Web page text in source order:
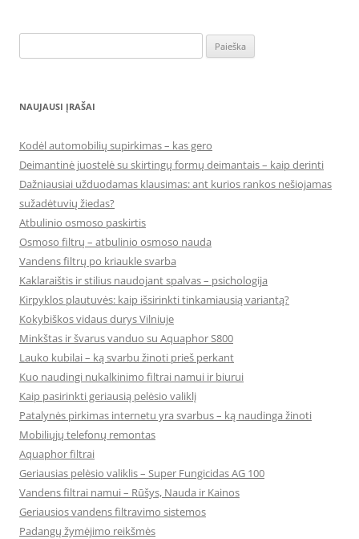
NAUJAUSI ĮRAŠAI
Kodėl automobilių supirkimas – kas gero
Deimantinė juostelė su skirtingų formų deimantais – kaip derinti
Dažniausiai užduodamas klausimas: ant kurios rankos nešiojamas
sužadėtuvių žiedas?
Atbulinio osmoso paskirtis
Osmoso filtrų – atbulinio osmoso nauda
Vandens filtrų po kriaukle svarba
Kaklaraištis ir stilius naudojant spalvas – psichologija
Kirpyklos plautuvės: kaip išsirinkti tinkamiausią variantą?
Kokybiškos vidaus durys Vilniuje
Minkštas ir švarus vanduo su Aquaphor S800
Lauko kubilai – ką svarbu žinoti prieš perkant
Kuo naudingi nukalkinimo filtrai namui ir biurui
Kaip pasirinkti geriausią pelėsio valiklį
Patalynės pirkimas internetu yra svarbus – ką naudinga žinoti
Mobiliųjų telefonų remontas
Aquaphor filtrai
Geriausias pelėsio valiklis – Super Fungicidas AG 100
Vandens filtrai namui – Rūšys, Nauda ir Kainos
Geriausios vandens filtravimo sistemos
Padangų žymėjimo reikšmės